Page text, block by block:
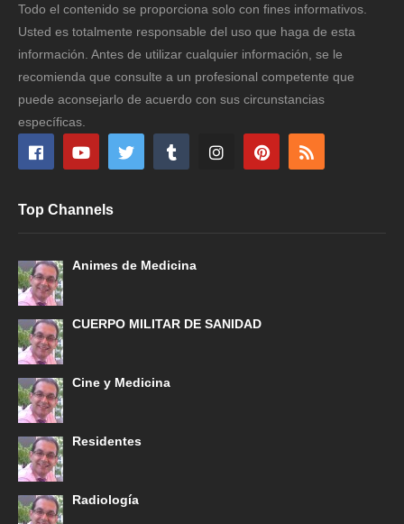
Todo el contenido se proporciona solo con fines informativos.
Usted es totalmente responsable del uso que haga de esta
información. Antes de utilizar cualquier información, se le
recomienda que consulte a un profesional competente que
puede aconsejarlo de acuerdo con sus circunstancias
específicas.
Top Channels
Animes de Medicina
CUERPO MILITAR DE SANIDAD
Cine y Medicina
Residentes
Radiología